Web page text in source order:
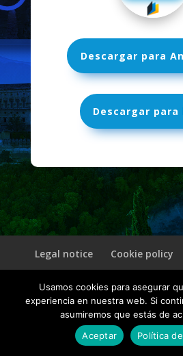
Descargar para
Descargar para
Legal notice Cookie policy
© 2026 CultuAR | Un
Usamos cookies para asegurar
experiencia en nuestra web. Si
asumiremos que estás de
Aceptar
Política